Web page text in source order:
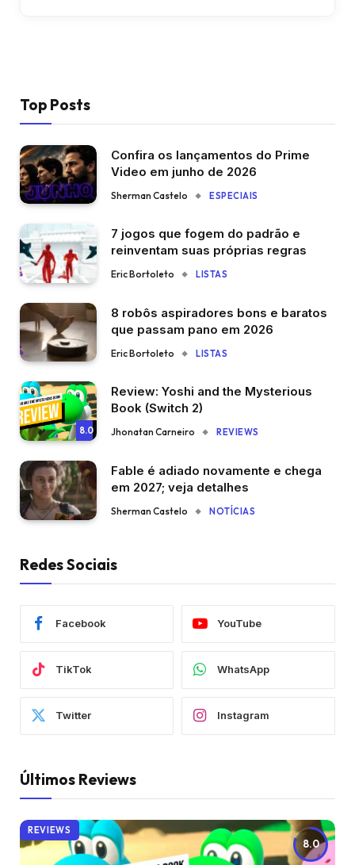
Top Posts
Confira os lançamentos do Prime
Video em junho de 2026
Sherman Castelo ESPECIAIS
7 jogos que fogem do padrão e
reinventam suas próprias regras
Eric Bortoleto LISTAS
8 robôs aspiradores bons e baratos
que passam pano em 2026
Eric Bortoleto LISTAS
8.0
Review: Yoshi and the Mysterious
Book (Switch 2)
Jhonatan Carneiro REVIEWS
Fable é adiado novamente e chega
em 2027; veja detalhes
Sherman Castelo NOTÍCIAS
Redes Sociais
Facebook YouTube
TikTok WhatsApp
Twitter Instagram
Últimos Reviews
8.0
REVIEWS